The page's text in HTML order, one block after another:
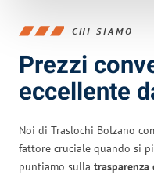
CHI SIAMO
Prezzi
eccellente
Noi di Traslochi Bolzano
fattore cruciale quando si
puntiamo sulla trasparenza